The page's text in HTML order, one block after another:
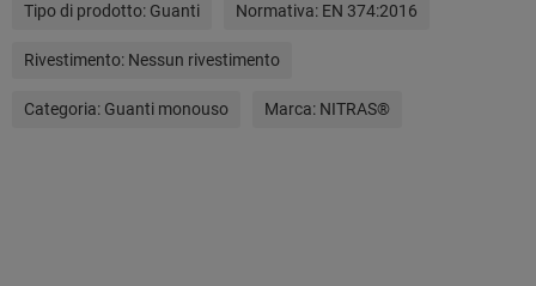
Tipo di prodotto: Guanti Normativa: EN 374:2016
Rivestimento: Nessun rivestimento
Categoria: Guanti monouso Marca: NITRAS®